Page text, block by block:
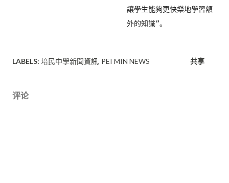
讓學生能夠更快樂地學習額
外的知識”。
LABELS: 培民中學新聞資訊 PEI MIN NEWS 共享
评论